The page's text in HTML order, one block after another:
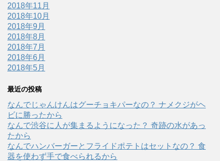
2018年11月
2018年10月
2018年9月
2018年8月
2018年7月
2018年6月
2018年5月
最近の投稿
なんでじゃんけんはグーチョキパーなの？ ナメクジがヘ
ビに勝ったから
なんで渋谷に人が集まるようになった？ 奇跡の水があっ
たから
なんでハンバーガーとフライドポテトはセットなの？ 食
器を使わず手で食べられるから